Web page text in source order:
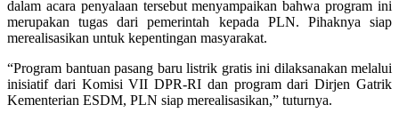
dalam acara penyalaan tersebut menyampaikan bahwa program ini
merupakan tugas dari pemerintah kepada PLN. Pihaknya siap
merealisasikan untuk kepentingan masyarakat.
“Program bantuan pasang baru listrik gratis ini dilaksanakan melalui
inisiatif dari Komisi VII DPR-RI dan program dari Dirjen Gatrik
Kementerian ESDM, PLN siap merealisasikan,” tuturnya.